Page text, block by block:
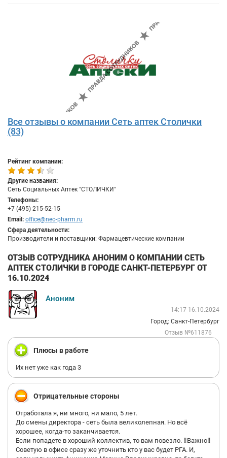
Все отзывы о компании Сеть аптек Столички
(83)
Рейтинг компании:
Другие названия:
Сеть Социальных Аптек "СТОЛИЧКИ"
Телефоны:
+7 (495) 215-52-15
Email: office@neo-pharm.ru
Сфера деятельности:
Производители и поставщики: Фармацевтические компании
ОТЗЫВ СОТРУДНИКА АНОНИМ О КОМПАНИИ СЕТЬ
АПТЕК СТОЛИЧКИ В ГОРОДЕ САНКТ-ПЕТЕРБУРГ ОТ
16.10.2024
Аноним
14:17 16.10.2024
Город: Санкт-Петербург
Отзыв №611876
Плюсы в работе
Их нет уже как года 3
Отрицательные стороны
Отработала я, ни много, ни мало, 5 лет.
До смены директора - сеть была великолепная. Но всё
хорошее, когда-то заканчивается.
Если попадете в хороший коллектив, то вам повезло. ‼️Важно‼️
Советую в офисе сразу же уточнить кто у вас будет РГА. И,